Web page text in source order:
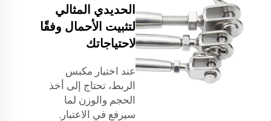
الحديدي المثالي
لتثبيت الأحمال وفقًا
لاحتياجاتك
عند اختيار مكبس
الربط، تحتاج إلى أخذ
الحجم والوزن لما
سيرفع في الاعتبار.